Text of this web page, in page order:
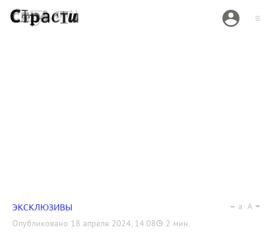
ЭКСКЛЮЗИВЫ
Опубликовано 18 апреля 2024, 14:08 2 мин.
a A